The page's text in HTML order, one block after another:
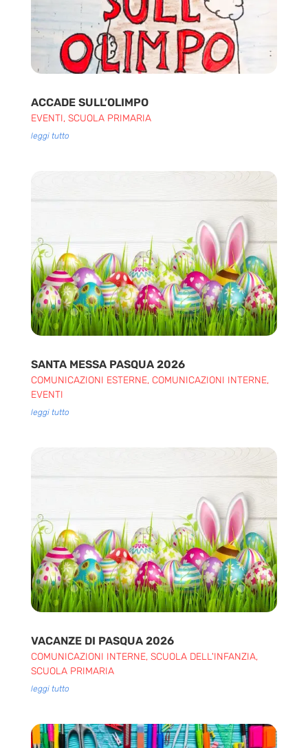
ACCADE SULL’OLIMPO
EVENTI, SCUOLA PRIMARIA
leggi tutto
SANTA MESSA PASQUA 2026
COMUNICAZIONI ESTERNE, COMUNICAZIONI INTERNE,
EVENTI
leggi tutto
VACANZE DI PASQUA 2026
COMUNICAZIONI INTERNE, SCUOLA DELL'INFANZIA,
SCUOLA PRIMARIA
leggi tutto